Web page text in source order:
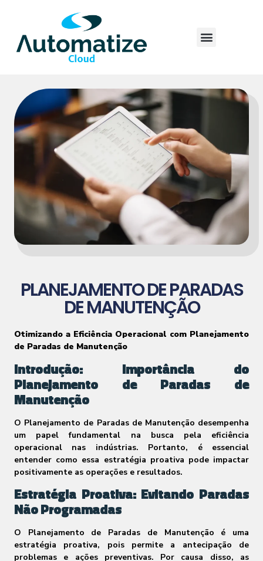
PLANEJAMENTO DE PARADAS
DE MANUTENÇÃO
Otimizando a Eficiência Operacional com Planejamento
de Paradas de Manutenção
Introdução: Importância do
Planejamento de Paradas de
Manutenção
O Planejamento de Paradas de Manutenção desempenha
um papel fundamental na busca pela eficiência
operacional nas indústrias. Portanto, é essencial
entender como essa estratégia proativa pode impactar
positivamente as operações e resultados.
Estratégia Proativa: Evitando Paradas
Não Programadas
O Planejamento de Paradas de Manutenção é uma
estratégia proativa, pois permite a antecipação de
problemas e ações preventivas. Por causa disso, as